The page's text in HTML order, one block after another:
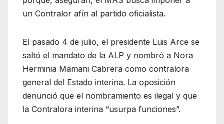
un Contralor afín al partido oficialista.
El pasado 4 de julio, el presidente Luis Arce se
saltó el mandato de la ALP y nombró a Nora
Herminia Mamani Cabrera como contralora
general del Estado interina. La oposición
denunció que el nombramiento es ilegal y que
la Contralora interina “usurpa funciones”.